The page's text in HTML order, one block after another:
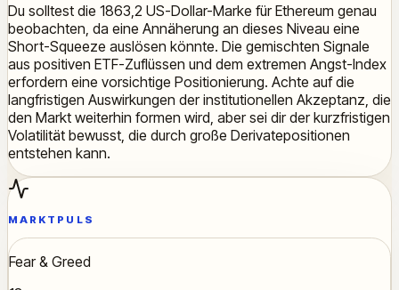
Du solltest die 1863,2 US-Dollar-Marke für Ethereum genau
beobachten, da eine Annäherung an dieses Niveau eine
Short-Squeeze auslösen könnte. Die gemischten Signale
aus positiven ETF-Zuflüssen und dem extremen Angst-Index
erfordern eine vorsichtige Positionierung. Achte auf die
langfristigen Auswirkungen der institutionellen Akzeptanz, die
den Markt weiterhin formen wird, aber sei dir der kurzfristigen
Volatilität bewusst, die durch große Derivatepositionen
entstehen kann.
MARKTPULS
Fear & Greed